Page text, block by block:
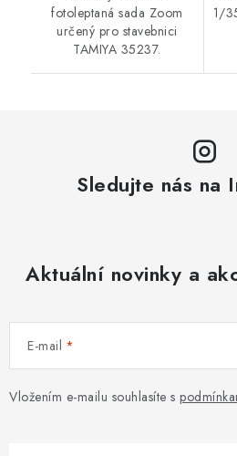
fotoleptaná sada Zoom
určený pro stavebnici
TAMIYA 35237.
1/
Sledujte nás na
Aktuální novinky a
E-mail
Vložením e-mailu souhlasíte s